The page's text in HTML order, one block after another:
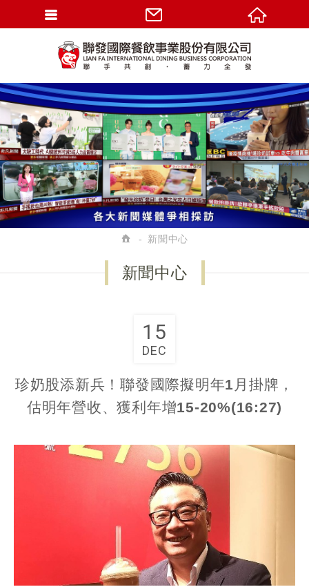
新聞中心
新聞中心
15
DEC
珍奶股添新兵！聯發國際擬明年1月掛牌，
估明年營收、獲利年增15-20%(16:27)